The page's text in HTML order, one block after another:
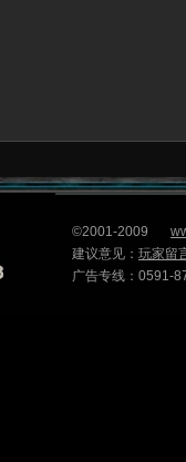
©2001-2009
建议意见： 玩家留
广告专线：0591-